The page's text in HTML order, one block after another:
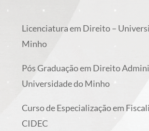
Licenciatura em Direito –
Minho
Pós Graduação em Direito
Universidade do Minho
Curso de Especialização em
CIDEC